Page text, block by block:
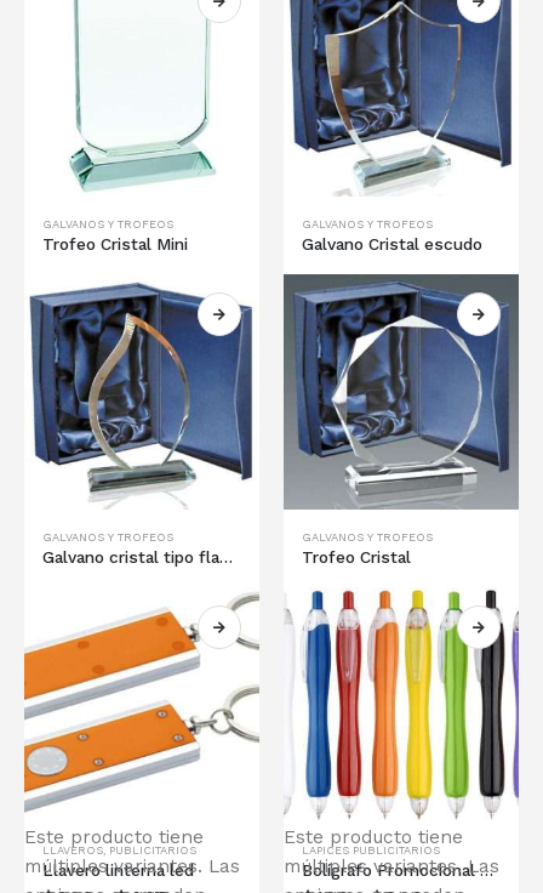
GALVANOS Y TROFEOS
Trofeo Cristal Mini
GALVANOS Y TROFEOS
Galvano Cristal escudo
GALVANOS Y TROFEOS
Galvano cristal tipo flama
GALVANOS Y TROFEOS
Trofeo Cristal
Este producto tiene
múltiples variantes. Las
LLAVEROS PUBLICITARIOS
Llavero linterna led
Este producto tiene
múltiples variantes. Las
LAPICES PUBLICITARIOS
Bolígrafo Promocional Gordito